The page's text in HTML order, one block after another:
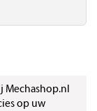
Mechashop.nl
op uw